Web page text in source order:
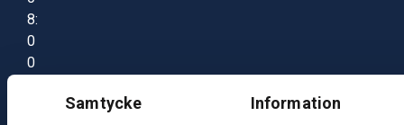
Samtycke Information
8:
0
0